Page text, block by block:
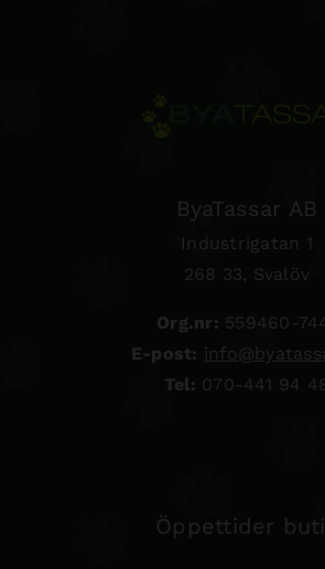
ByaTassar AB
Industrigatan 1
268 33, Svalöv
Org.nr: 559460-
E-post:
Tel: 070-441 94
Öppettider